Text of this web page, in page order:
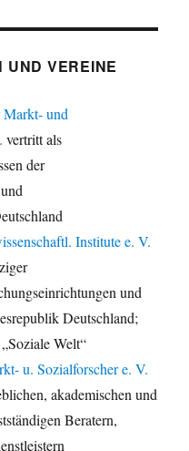
UND VEREINE
und
vertritt als
der
Institute e. V.
und
Deutschland;
Welt“
u. Sozialforscher e. V.
akademischen und
Beratern,